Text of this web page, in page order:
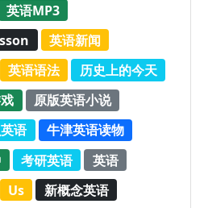
英语MP3
英语新闻
英语语法
历史上的今天
原版英语小说
语
牛津英语读物
考研英语
英语
Us
新概念英语